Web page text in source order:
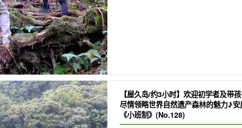
【屋久岛/约3小时】欢迎初学者及带
尽情领略世界自然遗产森林的魅力♪
《小班制》(No.128)